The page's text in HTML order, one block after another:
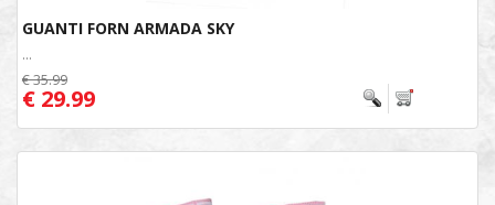
GUANTI FORN ARMADA SKY
...
€ 35.99
€ 29.99